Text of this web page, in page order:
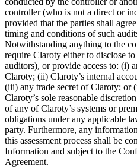
controller (who is not a direct or
provided that the parties shall
timing and conditions of such
Notwithstanding anything to the
require Claroty either to disclose
auditors), or provide access to: (i)
Claroty; (ii) Claroty’s internal
(iii) any trade secret of Claroty; or
Claroty’s sole reasonable
of any of Claroty’s systems or
obligations under any applicable
party. Furthermore, any
this assessment process shall be
Information and subject to the
Agreement.